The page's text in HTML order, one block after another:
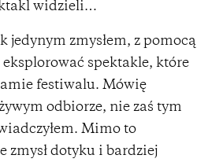
widzieli…
jedynym zmysłem, z pomocą
eksplorować spektakle, które
festiwalu. Mówię
odbiorze, nie zaś tym
Mimo to
zmysł dotyku i bardziej